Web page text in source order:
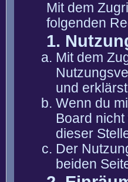
Mit dem
folgenden
1.
Mit dem
und
Wenn du
Board
dieser
Der
beiden